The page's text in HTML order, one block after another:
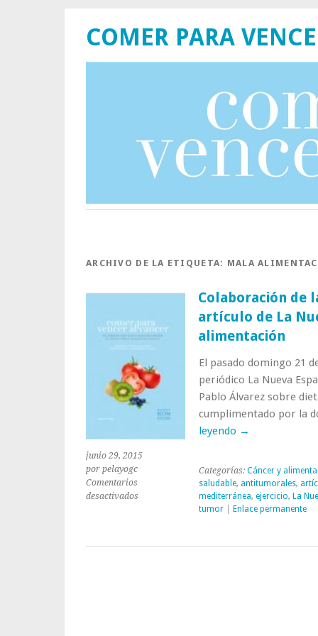
COMER PARA
ARCHIVO DE LA ETIQUETA: MALA
junio 29, 2015
por pelayogc
Comentarios
desactivadosen
doctora
Colaboración de
artículo de La
alimentación
El pasado domingo 21
periódico La Nueva
Pablo Álvarez sobre
cumplimentado por la
leyendo →
Categorías: Cáncer y
saludable, antitumorales,
mediterránea, ejercicio, La
tumor| Enlace permanente